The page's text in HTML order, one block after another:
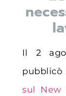
Il 2
pubblicò
sul New